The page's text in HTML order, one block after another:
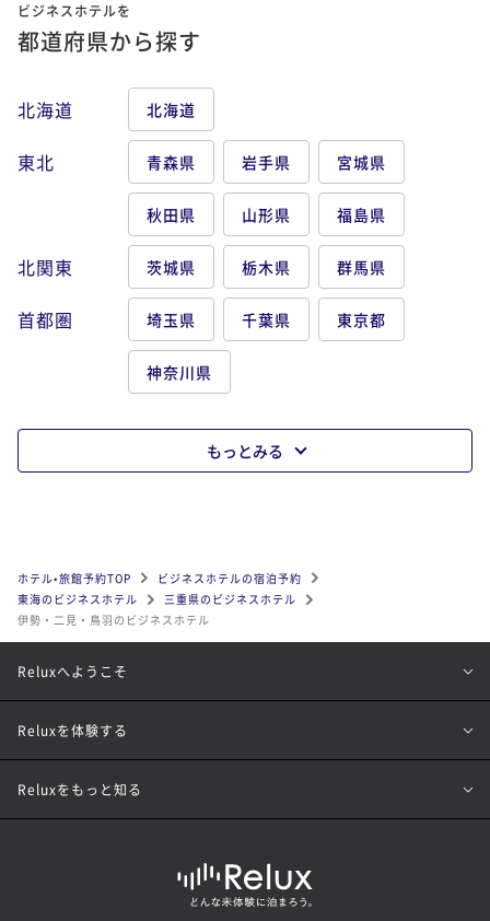
ビジネスホテルを
都道府県から探す
北海道 北海道
東北 青森県 岩手県 宮城県
秋田県 山形県 福島県
北関東 茨城県 栃木県 群馬県
首都圏 埼玉県 千葉県 東京都
神奈川県
もっとみる
ホテル•旅館予約TOP
ビジネスホテルの宿泊予約
東海のビジネスホテル
三重県のビジネスホテル
伊勢・二見・鳥羽のビジネスホテル
Reluxへようこそ
Reluxを体験する
Reluxをもっと知る